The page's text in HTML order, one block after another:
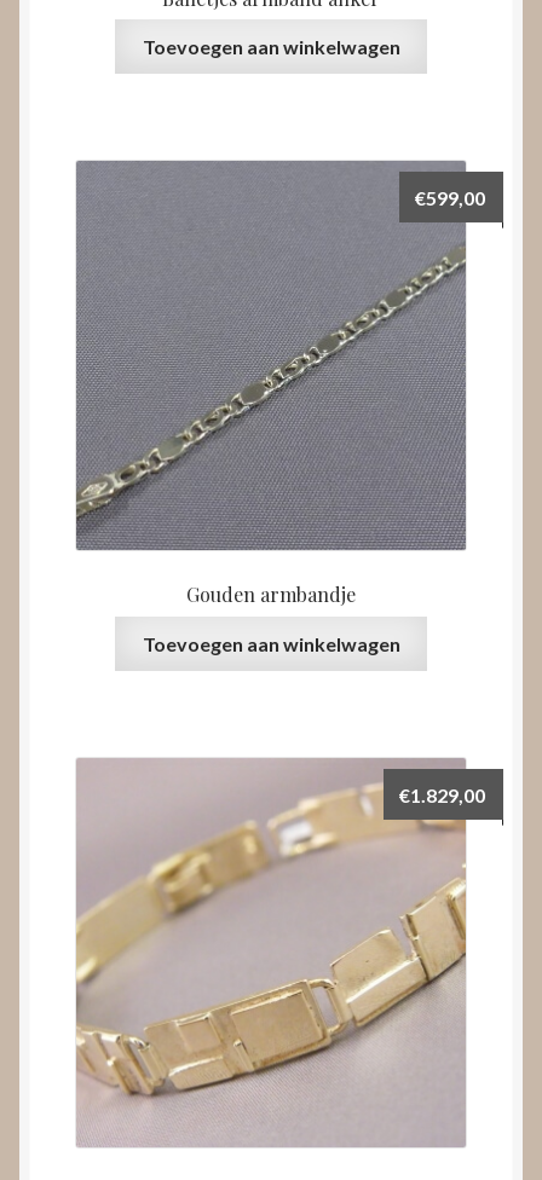
Toevoegen aan winkelwagen
Gouden armbandje
€599,00
Toevoegen aan winkelwagen
€1.829,00